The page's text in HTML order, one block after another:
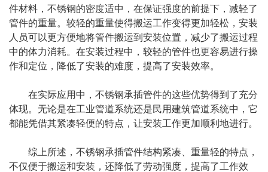
件材料，不锈钢的密度适中，在保证强度的前提下，减轻了
管件的重量。较轻的重量使得搬运工作变得更加轻松，安装
人员可以更方便地将管件搬运到安装位置，减少了搬运过程
中的体力消耗。在安装过程中，较轻的管件也更容易进行操
作和定位，降低了安装的难度，提高了安装效率。
在实际应用中，不锈钢承插管件的这些优势得到了充分
体现。无论是在工业管道系统还是民用建筑管道系统中，它
都能凭借其紧凑轻便的特点，让安装工作更加顺利地进行。
综上所述，不锈钢承插管件结构紧凑、重量轻的特点，
不仅便于搬运和安装，还降低了劳动强度，提高了工作效